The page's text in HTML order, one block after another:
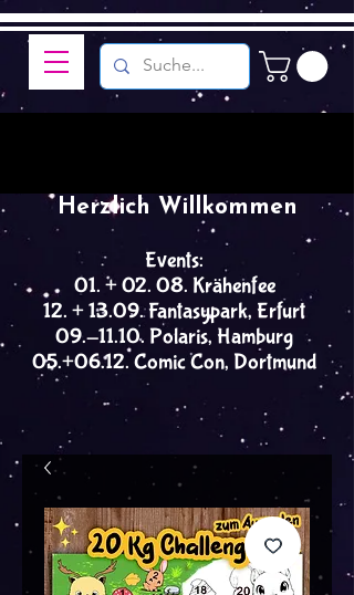
Events:
01. + 02. 08. Krähenfee
12. + 13.09. Fantasypark, Erfurt
09.-11.10. Polaris, Hamburg
05.+06.12. Comic Con, Dortmund
Herzlich Willkommen